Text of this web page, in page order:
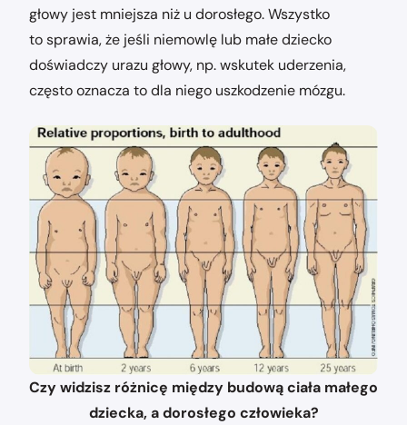
głowy jest mniejsza niż u dorosłego. Wszystko
to sprawia, że jeśli niemowlę lub małe dziecko
doświadczy urazu głowy, np. wskutek uderzenia,
często oznacza to dla niego uszkodzenie mózgu.
Czy widzisz różnicę między budową ciała małego
dziecka, a dorosłego człowieka?